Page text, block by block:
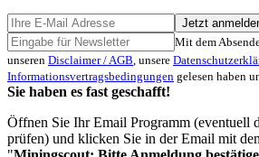
Jetzt
Mit dem
unseren Disclaimer / AGB, unsere
Informationsvertragsbedingungen gelesen haben
Sie haben es fast geschafft!
Öffnen Sie Ihr Email Programm (eventuell
prüfen) und klicken Sie in der Email mit